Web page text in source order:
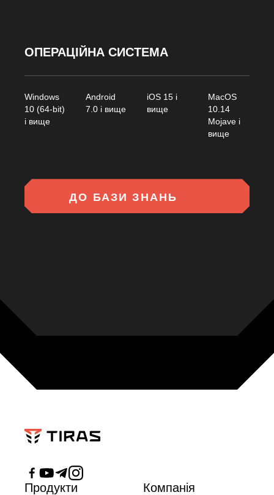
ОПЕРАЦІЙНА СИСТЕМА
Windows
10 (64-bit)
і вище
Android
7.0 і вище
iOS 15 і
вище
MacOS
10.14
Mojave і
вище
ДО БАЗИ ЗНАНЬ
Продукти Компанія